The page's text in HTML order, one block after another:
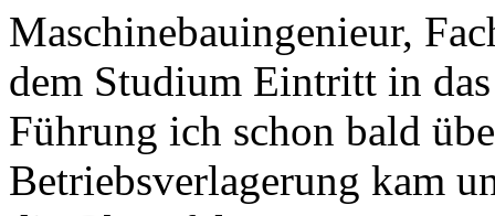
Maschinebauingenieur,
dem Studium Eintritt in
Führung ich schon bald
Betriebsverlagerung kam